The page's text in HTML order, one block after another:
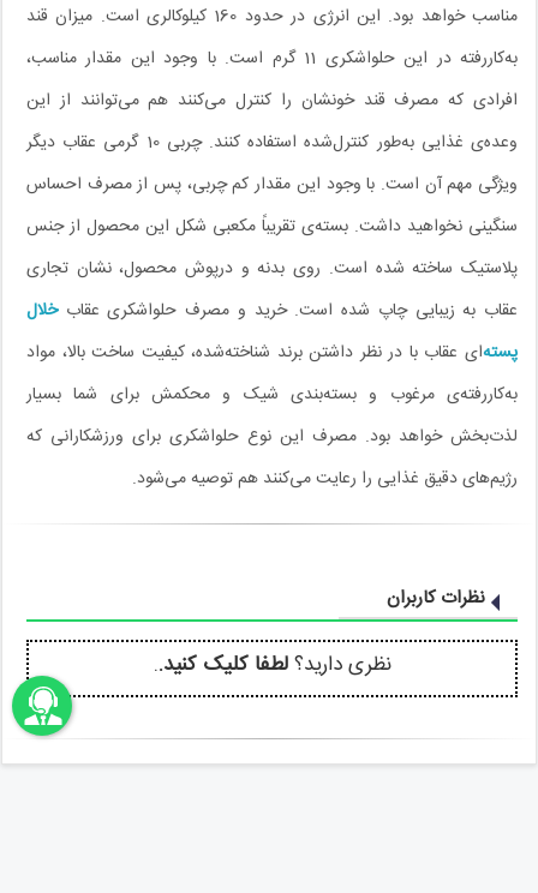
مناسب خواهد بود. این انرژی در حدود 160 کیلوکالری است. میزان قند
به‌کاررفته در این حلواشکری 11 گرم است. با وجود این مقدار مناسب،
افرادی که مصرف قند خونشان را کنترل می‌کنند هم می‌توانند از این
وعده‌ی غذایی به‌طور کنترل‌شده استفاده کنند. چربی 10 گرمی عقاب دیگر
ویژگی مهم آن است. با وجود این مقدار کم چربی، پس از مصرف احساس
سنگینی نخواهید داشت. بسته‌ی تقریباً مکعبی شکل این محصول از جنس
پلاستیک ساخته شده است. روی بدنه و درپوش محصول، نشان تجاری
عقاب به زیبایی چاپ شده است. خرید و مصرف حلواشکری عقابخلال
پسته‌ای عقاب با در نظر داشتن برند شناخته‌شده، کیفیت ساخت بالا، مواد
به‌کاررفته‌ی مرغوب و بسته‌بندی شیک و محکمش برای شما بسیار
لذت‌بخش خواهد بود. مصرف این نوع حلواشکری برای ورزشکارانی که
رژیم‌های دقیق غذایی را رعایت می‌کنند هم توصیه می‌شود.
نظرات کاربران
نظری دارید؟لطفا کلیک کنید..